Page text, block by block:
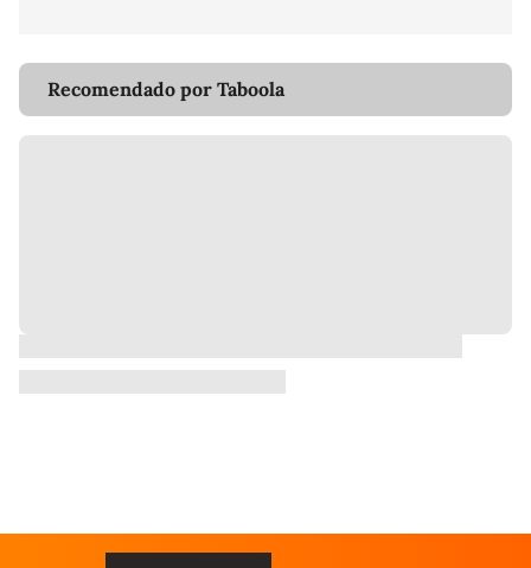
Recomendado por Taboola